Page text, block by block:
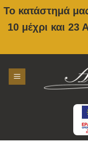
Το κατάστημά
10 μέχρι και 23
content